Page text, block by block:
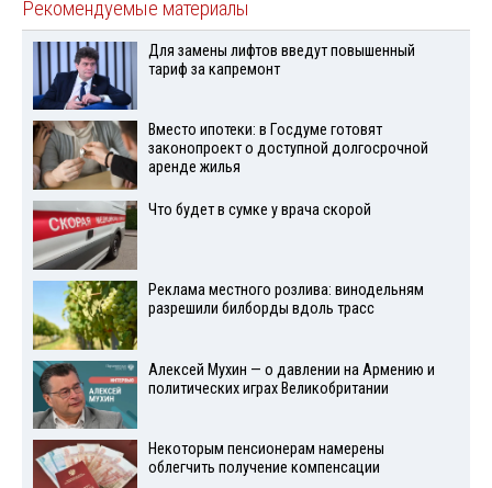
Рекомендуемые материалы
Для замены лифтов введут повышенный
тариф за капремонт
Вместо ипотеки: в Госдуме готовят
законопроект о доступной долгосрочной
аренде жилья
Что будет в сумке у врача скорой
Реклама местного розлива: винодельням
разрешили билборды вдоль трасс
Алексей Мухин — о давлении на Армению и
политических играх Великобритании
Некоторым пенсионерам намерены
облегчить получение компенсации